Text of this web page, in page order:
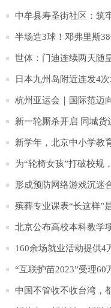
中牟县寿圣街社区：筑
半场造3球！邓弗里斯
世体：门迪连续两天随
时复出
日本九州岛附近连发4
杭州亚运会｜国际范
馆
新一轮厮杀开启 同城货
新学年，北京中小学教
为“轮椅女孩”打破校规
形成预防网络游戏沉迷
殡葬专业课表“长这样”
北京公布高校本科教学
师”
160余场就业活动提供4
“互联护苗2023”受理60
中国不管收不收台湾，